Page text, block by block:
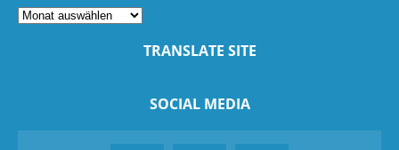
TRANSLATE SITE
SOCIAL MEDIA